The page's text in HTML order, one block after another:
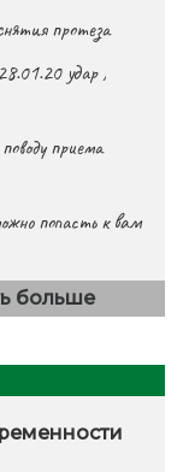
протеза
удар ,
приема
попасть к вам
больше